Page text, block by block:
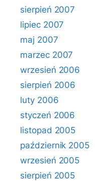
sierpień 2007
lipiec 2007
maj 2007
marzec 2007
wrzesień 2006
sierpień 2006
luty 2006
styczeń 2006
listopad 2005
październik 2005
wrzesień 2005
sierpień 2005